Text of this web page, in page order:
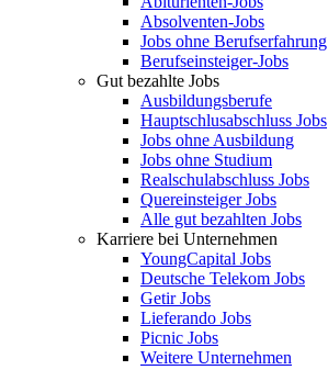
Absolventen-Jobs
Jobs ohne Berufserfahrung
Berufseinsteiger-Jobs
Gut bezahlte Jobs
Ausbildungsberufe
Hauptschlusabschluss Jobs
Jobs ohne Ausbildung
Jobs ohne Studium
Realschulabschluss Jobs
Quereinsteiger Jobs
Alle gut bezahlten Jobs
Karriere bei Unternehmen
YoungCapital Jobs
Deutsche Telekom Jobs
Getir Jobs
Lieferando Jobs
Picnic Jobs
Weitere Unternehmen